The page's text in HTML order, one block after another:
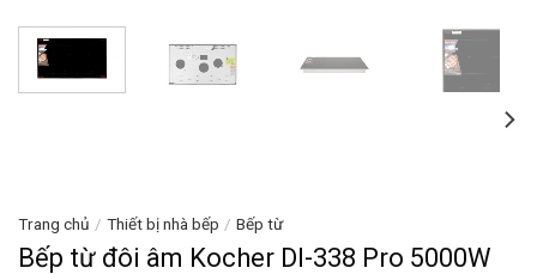
Trang chủ / Thiết bị nhà bếp / Bếp từ
Bếp từ đôi âm Kocher DI-338 Pro 5000W